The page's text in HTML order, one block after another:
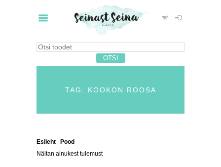
TAG: KOOKON ROOSA
Esileht Pood
Näitan ainukest tulemust